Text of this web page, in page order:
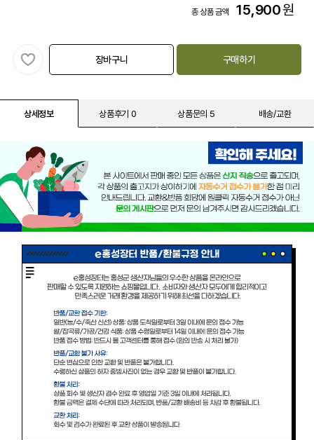
총 상품 금액 15,900원
장바구니 구매하기
상세정보 상품후기 0 상품문의 5 배송/교환